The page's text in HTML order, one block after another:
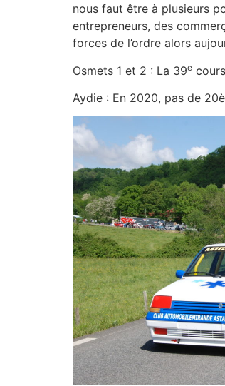
nous faut être à plusieurs
entrepreneurs, des
forces de l’ordre alors
Osmets 1 et 2 : La 39e
Aydie : En 2020, pas de